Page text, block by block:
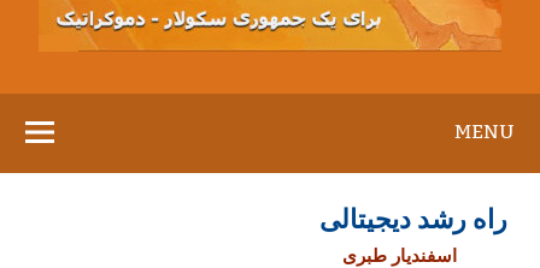
MENU
راه رشد دیجیتالی
اسفندیار طبری